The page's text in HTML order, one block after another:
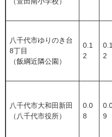
八千代市ゆりのき台
8丁目
（飯綱近隣公園）
0.1
2
0.1
2
八千代市大和田新田
（八千代市役所）
0.0
8
9